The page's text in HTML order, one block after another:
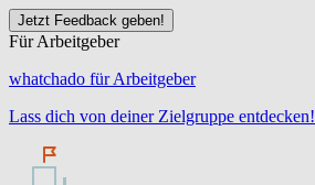
Jetzt Feedback geben!
Für Arbeitgeber
whatchado für Arbeitgeber
Lass dich von deiner Zielgruppe entdecken!